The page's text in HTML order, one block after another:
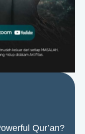
Qur’an?